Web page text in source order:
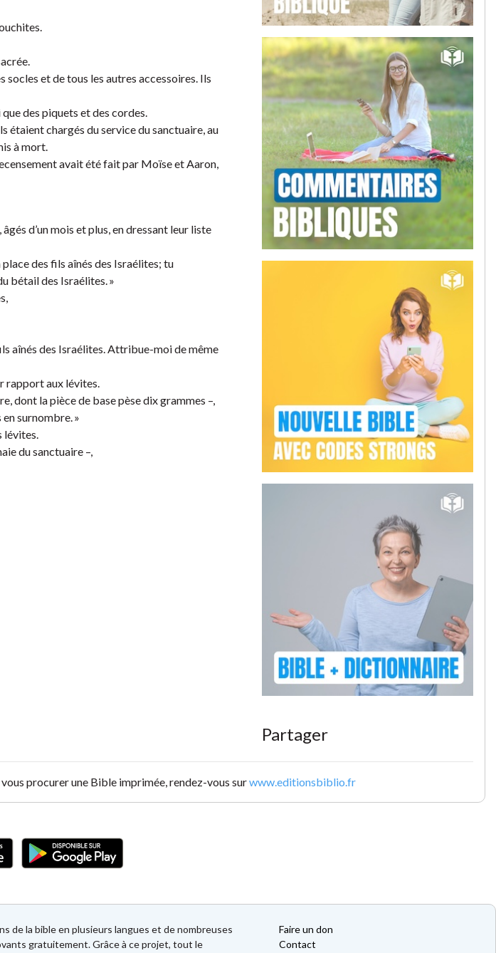
socles et de tous les autres accessoires. Ils
des piquets et des cordes.
étaient chargés du service du sanctuaire, au
à mort.
avait été fait par Moïse et Aaron,
d’un mois et plus, en dressant leur liste
place des fils aînés des Israélites; tu
bétail des Israélites. »
aînés des Israélites. Attribue-moi de même
rapport aux lévites.
dont la pièce de base pèse dix grammes –,
surnombre. »
lévites.
du sanctuaire –,
Partager
procurer une Bible imprimée, rendez-vous surwww.editionsbiblio.fr
de la bible en plusieurs langues et de nombreuses
gratuitement. Grâce à ce projet, tout le
Faire un don
Contact